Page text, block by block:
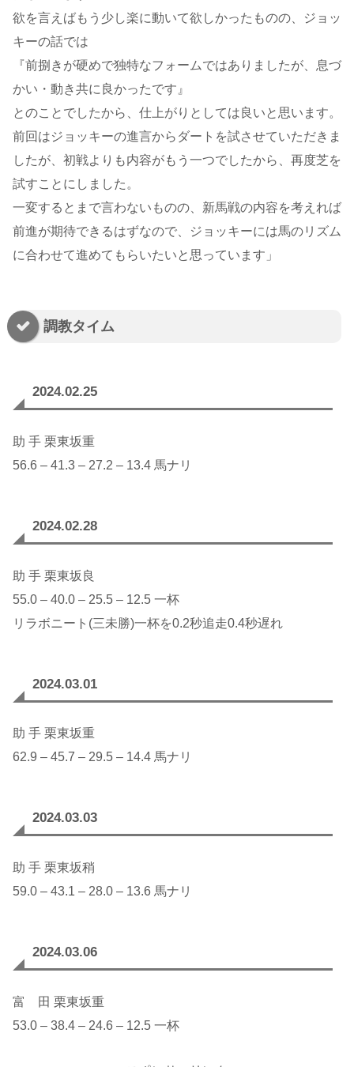
欲を言えばもう少し楽に動いて欲しかったものの、ジョッ
キーの話では
『前捌きが硬めで独特なフォームではありましたが、息づ
かい・動き共に良かったです』
とのことでしたから、仕上がりとしては良いと思います。
前回はジョッキーの進言からダートを試させていただきま
したが、初戦よりも内容がもう一つでしたから、再度芝を
試すことにしました。
一変するとまで言わないものの、新馬戦の内容を考えれば
前進が期待できるはずなので、ジョッキーには馬のリズム
に合わせて進めてもらいたいと思っています」
調教タイム
2024.02.25
助 手 栗東坂重
56.6 – 41.3 – 27.2 – 13.4 馬ナリ
2024.02.28
助 手 栗東坂良
55.0 – 40.0 – 25.5 – 12.5 一杯
リラボニート(三未勝)一杯を0.2秒追走0.4秒遅れ
2024.03.01
助 手 栗東坂重
62.9 – 45.7 – 29.5 – 14.4 馬ナリ
2024.03.03
助 手 栗東坂稍
59.0 – 43.1 – 28.0 – 13.6 馬ナリ
2024.03.06
富 田 栗東坂重
53.0 – 38.4 – 24.6 – 12.5 一杯